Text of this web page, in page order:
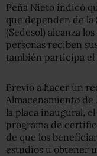
Peña Nieto indicó
que dependen de la
(Sedesol) alcanza
personas reciben
también participa el
Previo a hacer un
Almacenamiento de
la placa inaugural,
programa de
de que los
estudios u obtener